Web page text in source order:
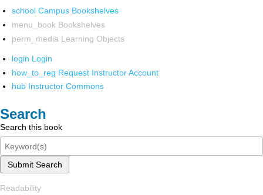
school Campus Bookshelves
menu_book Bookshelves
perm_media Learning Objects
login Login
how_to_reg Request Instructor Account
hub Instructor Commons
Search
Search this book
Submit Search
Readability